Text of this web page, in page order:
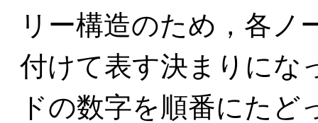
リー構造のため，各ノ
付けて表す決まりにな
ドの数字を順番にた